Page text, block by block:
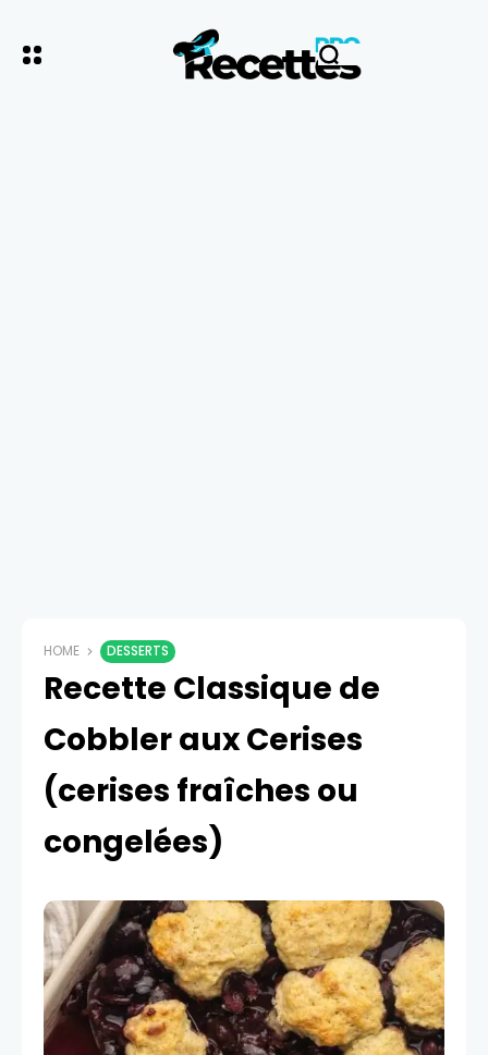
HOME DESSERTS
Recette Classique de
Cobbler aux Cerises
(cerises fraîches ou
congelées)